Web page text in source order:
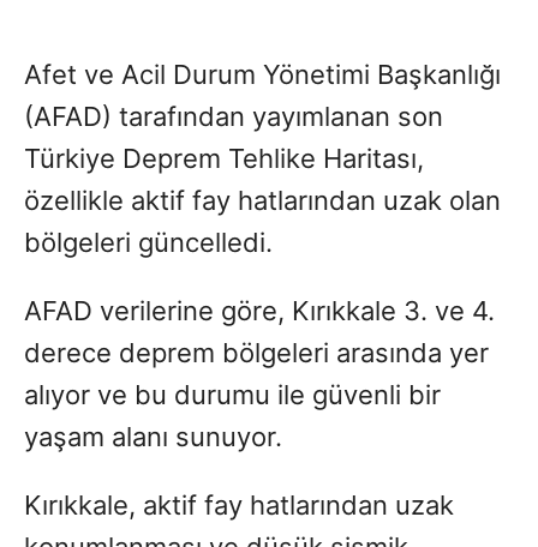
Afet ve Acil Durum Yönetimi Başkanlığı
(AFAD) tarafından yayımlanan son
Türkiye Deprem Tehlike Haritası,
özellikle aktif fay hatlarından uzak olan
bölgeleri güncelledi.
AFAD verilerine göre, Kırıkkale 3. ve 4.
derece deprem bölgeleri arasında yer
alıyor ve bu durumu ile güvenli bir
yaşam alanı sunuyor.
Kırıkkale, aktif fay hatlarından uzak